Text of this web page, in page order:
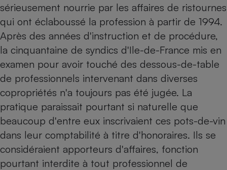
sérieusement nourrie par les affaires de ristournes
qui ont éclaboussé la profession à partir de 1994.
Après des années d'instruction et de procédure,
la cinquantaine de syndics d'Ile-de-France mis en
examen pour avoir touché des dessous-de-table
de professionnels intervenant dans diverses
copropriétés n'a toujours pas été jugée. La
pratique paraissait pourtant si naturelle que
beaucoup d'entre eux inscrivaient ces pots-de-vin
dans leur comptabilité à titre d'honoraires. Ils se
considéraient apporteurs d'affaires, fonction
pourtant interdite à tout professionnel de
Complément
alimentaire
Assurance emprunteur
Banque
Petit électroménager -
Lave-linge
Téléviseur
Matelas
Mutuelle
Antimoustique